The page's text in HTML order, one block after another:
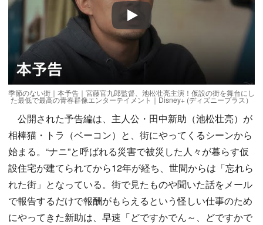
Play
季節のない街｜本予告｜宮藤官九郎監督、池松壮亮主演！仮設の街を舞台にし
た最低で最高の青春群像エンターテイメント｜Disney+ (ディズニープラス）
公開された予告編は、主人公・田中新助（池松壮亮）が
相棒猫・トラ（ベーコン）と、街にやってくるシーンから
始まる。“ナニ”と呼ばれる災害で被災した人々が暮らす仮
設住宅が建てられてから12年が経ち、世間からは「忘れら
れた街」となっている。街で見たものや聞いた話をメール
で報告するだけで報酬がもらえるという怪しい仕事のため
にやってきた新助は、早速「どですかでん～、どですかで